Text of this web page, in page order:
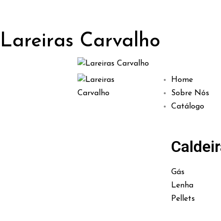
Lareiras Carvalho
Home
Sobre Nós
Catálogo
Gás
Lenha
Pellets